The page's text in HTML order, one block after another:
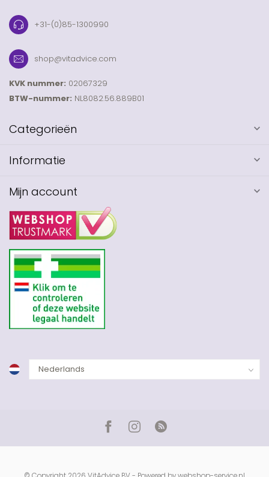
+31-(0)85-1300990
shop@vitadvice.com
KVK nummer: 02067329
BTW-nummer: NL8082.56.889B01
Categorieën
Informatie
Mijn account